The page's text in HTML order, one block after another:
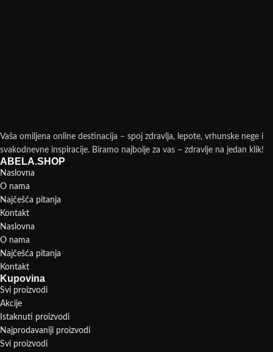
Vaša omiljena online destinacija – spoj zdravlja, lepote, vrhunske nege i
svakodnevne inspiracije. Biramo najbolje za vas – zdravlje na jedan klik!
ABELA.SHOP
Naslovna
O nama
Najčešća pitanja
Kontakt
Naslovna
O nama
Najčešća pitanja
Kontakt
Kupovina
Svi proizvodi
Akcije
Istaknuti proizvodi
Najprodavaniji proizvodi
Svi proizvodi